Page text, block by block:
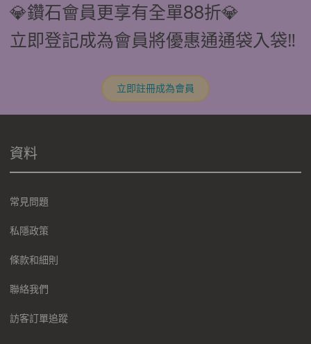
💎鑽石會員更享有全單88折💎
立即登記成為會員將優惠通通袋入袋‼️
立即註冊成為會員
資料
常見問題
私隱政策
條款和細則
聯絡我們
訪客訂單追蹤